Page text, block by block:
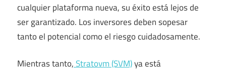
cualquier plataforma nueva, su éxito está lejos de
ser garantizado. Los inversores deben sopesar
tanto el potencial como el riesgo cuidadosamente.
Mientras tanto,Stratovm (SVM)ya está